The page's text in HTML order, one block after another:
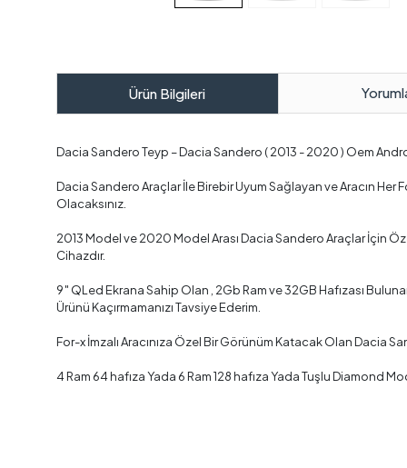
Ürün Bilgileri
Dacia Sandero Teyp – Dacia Sandero ( 2013 - 2020 ) Oem
Dacia Sandero Araçlar İle Birebir Uyum Sağlayan ve Aracın Her
Olacaksınız.
2013 Model ve 2020 Model Arası Dacia Sandero Araçlar İçin
Cihazdır.
9″ QLed Ekrana Sahip Olan , 2Gb Ram ve 32GB Hafızası
Ürünü Kaçırmamanızı Tavsiye Ederim.
For-x İmzalı Aracınıza Özel Bir Görünüm Katacak Olan Dacia
4 Ram 64 hafıza Yada 6 Ram 128 hafıza Yada Tuşlu Diamond